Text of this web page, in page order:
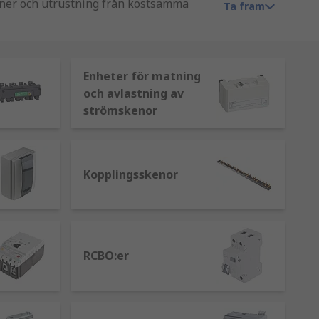
och utrustning från kostsamma
underhåller ett gammalt har vi allt
De installeras i centraler och
och en jordfelsbrytare.
så snart ström läcker till
Ta fram
Enheter för matning
och avlastning av
strömskenor
Kopplingsskenor
RCBO:er